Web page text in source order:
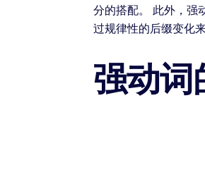
分的搭配。 此外，强
过规律性的后缀变化
强动词